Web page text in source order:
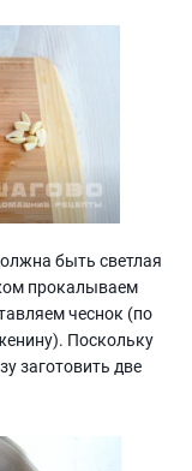
быть светлая
прокалываем
чеснок (по
Поскольку
заготовить две